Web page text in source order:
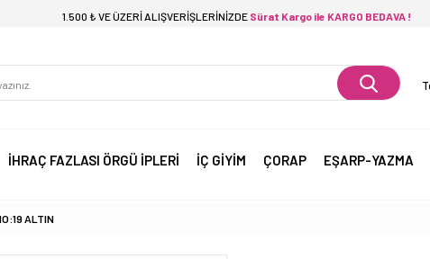
1.500 ₺ VE ÜZERİ ALIŞVERİŞLERİNİZDE Sürat Kargo ile KARGO BEDAVA !
İHRAÇ FAZLASI ÖRGÜ İPLERİ İÇ GİYİM ÇORAP EŞARP-YAZMA
ALTIN